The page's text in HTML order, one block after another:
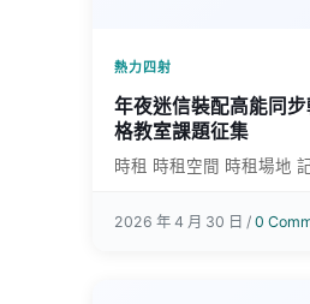
熱力四射
年夜迷信裝配高能同
格教室課題征集
時租 時租空間 時租場地
2026 年 4 月 30 日 /0